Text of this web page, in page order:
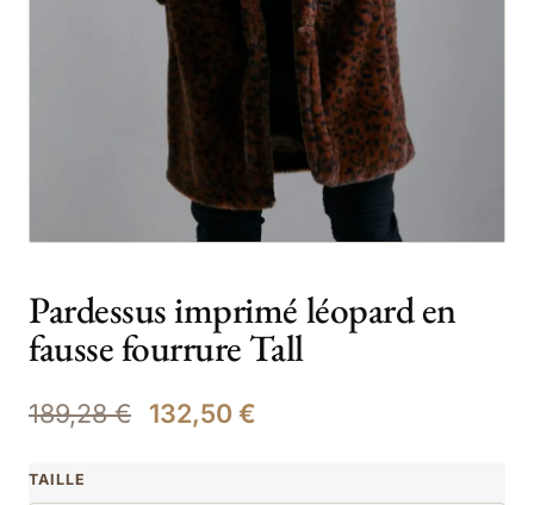
Pardessus imprimé léopard en
fausse fourrure Tall
189,28€ 132,50 €
TAILLE